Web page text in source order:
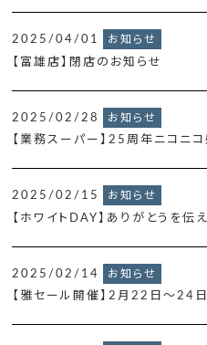
2025/04/01 お知らせ
【富雄店】閉店のお知らせ
2025/02/28 お知らせ
【業務スーパー】25周年ニコニ
2025/02/15 お知らせ
【ホワイトDAY】ありがとうを伝
2025/02/14 お知らせ
【雅セール開催】2月22日～24